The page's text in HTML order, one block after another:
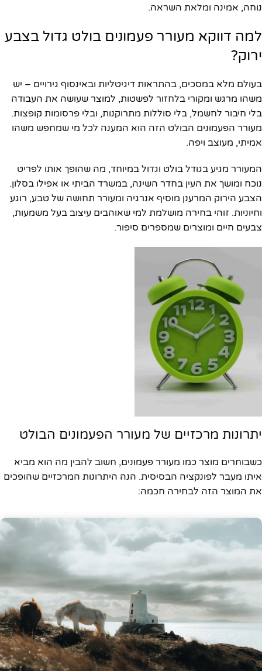
נוחה, אמינה ומלאת השראה.
למה דווקא מעורר פעמונים בולט גדול בצבע
ירוק?
בעולם מלא במסכים, בהתראות דיגיטליות ובאינסוף גירויים – יש
משהו מרגש ומקורי בלחזור לפשטות, למוצר שעושה את העבודה
בלי חיבור לחשמל, בלי סוללות מתרוקנות, ובלי פרסומות קופצות.
מעורר הפעמונים הבולט הזה הוא המענה לכל מי שמחפש משהו
אמיתי, מעוצב ויפה.
המעורר מגיע בגודל בולט וגדול במיוחד, מה שהופך אותו לפריט
נוכח ומושך את העין בחדר השינה, במשרד הביתי או אפילו בסלון.
הצבע הירוק המרענן מוסיף אנרגיה ומעורר תחושה של טבע, רוגע
וחיוניות. זוהי בחירה מושלמת למי שאוהבים עיצוב בעל משמעות,
צבעים חיים ומוצרים שמספרים סיפור.
יתרונות מרכזיים של מעורר הפעמונים הבולט
כשבוחרים מוצר כמו מעורר פעמונים, חשוב להבין מה הוא מביא
איתו מעבר לפונקציה הבסיסית. הנה היתרונות המרכזיים שהופכים
את המוצר הזה לבחירה חכמה: